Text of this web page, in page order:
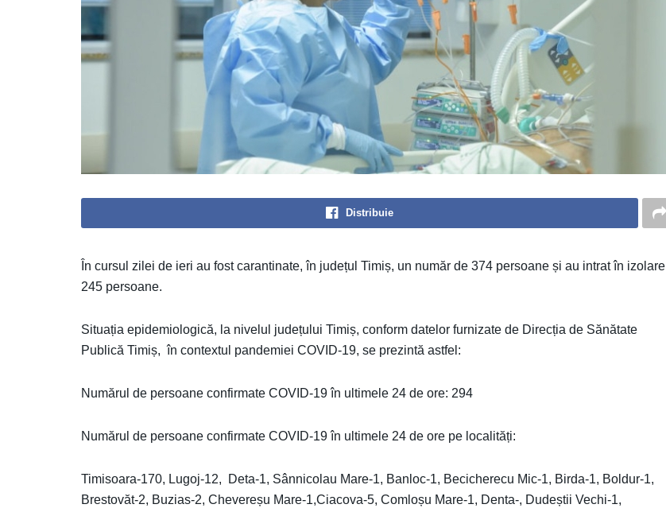
Distribuie
În cursul zilei de ieri au fost carantinate, în județul Timiș, un număr de 374 persoane și au intrat în izolare
245 persoane.
Situația epidemiologică, la nivelul județului Timiș, conform datelor furnizate de Direcția de Sănătate
Publică Timiș, în contextul pandemiei COVID-19, se prezintă astfel:
Numărul de persoane confirmate COVID-19 în ultimele 24 de ore: 294
Numărul de persoane confirmate COVID-19 în ultimele 24 de ore pe localități:
Timisoara-170, Lugoj-12, Deta-1, Sânnicolau Mare-1, Banloc-1, Becicherecu Mic-1, Birda-1, Boldur-1,
Brestovăt-2, Buzias-2, Chevereșu Mare-1,Ciacova-5, Comloșu Mare-1, Denta-, Dudeștii Vechi-1,